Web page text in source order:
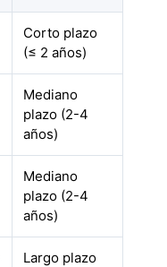
Corto plazo
(≤ 2 años)
Mediano
plazo (2-4
años)
Mediano
plazo (2-4
años)
Largo plazo